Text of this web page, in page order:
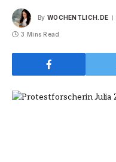
By WOCHENTLICH.DE
3 Mins Read